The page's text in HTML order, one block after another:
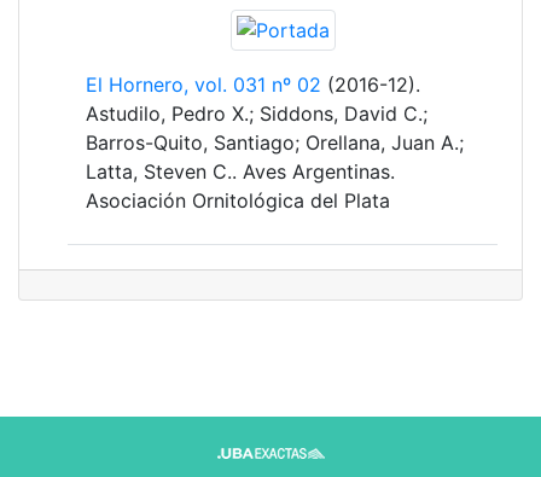
El Hornero, vol. 031 nº 02 (2016-12).
Astudilo, Pedro X.; Siddons, David C.;
Barros-Quito, Santiago; Orellana, Juan A.;
Latta, Steven C.. Aves Argentinas.
Asociación Ornitológica del Plata